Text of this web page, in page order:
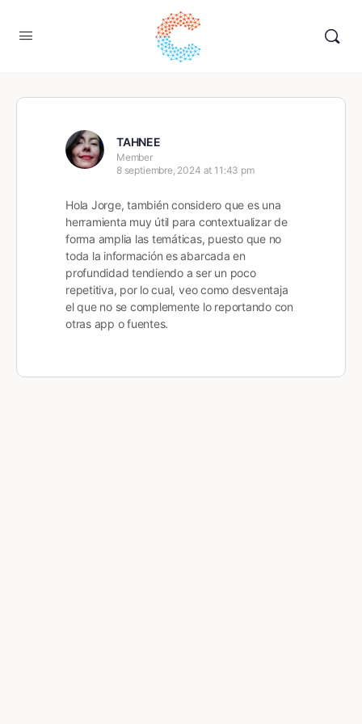
TAHNEE
Member
8 septiembre, 2024 at 11:43 pm
Hola Jorge, también considero que es una
herramienta muy útil para contextualizar de
forma amplia las temáticas, puesto que no
toda la información es abarcada en
profundidad tendiendo a ser un poco
repetitiva, por lo cual, veo como desventaja
el que no se complemente lo reportando con
otras app o fuentes.